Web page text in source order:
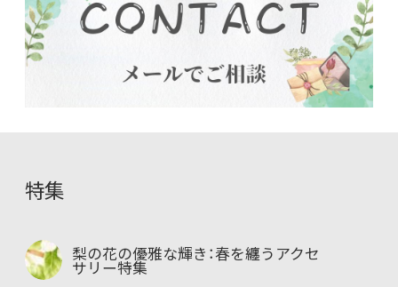
特集
梨の花の優雅な輝き：春を纏うアクセ
サリー特集